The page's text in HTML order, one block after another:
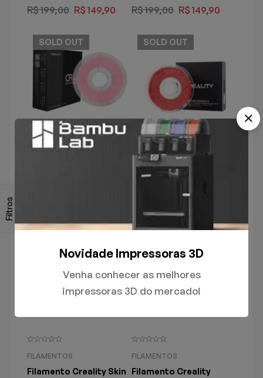
Filtros
R$199,00 R$ 149,90 R$199,00 R$ 149,90
SOLD OUT SOLD OUT
FILAMENTOS
R$149,90
SOLDOUT
FILAMENTOS
Filamento Creality Skin
SOLDOUT
FILAMENTOS
Filamento Creality
Novidade Impressoras 3D
Venha conhecer as melhores
impressoras 3D do mercado!